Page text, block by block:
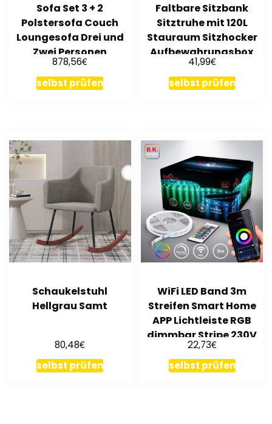
Sofa Set 3 + 2
Polstersofa Couch
Loungesofa Drei und
Zwei Personen
Moderne Sofa
878,56€
selbst prüfen
Faltbare Sitzbank
Sitztruhe mit 120L
Stauraum Sitzhocker
Aufbewahrungsbox
mit Trenner
41,99€
selbst prüfen
Schaukelstuhl
Hellgrau Samt
80,48€
selbst prüfen
WiFi LED Band 3m
Streifen Smart Home
APP Lichtleiste RGB
dimmbar Stripe 230V
SMD
22,73€
selbst prüfen